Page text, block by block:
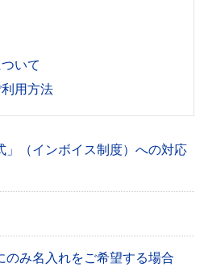
いて
用方法
」（インボイス制度）への対応
のみ名入れをご希望する場合